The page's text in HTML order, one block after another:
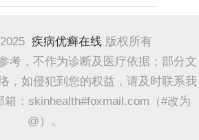
疾病优癣在线 版权所有
考，不作为诊断及医疗依据；部分文
，如侵犯到您的权益，请及时联系我
：skinhealth#foxmail.com（#改为
@）。